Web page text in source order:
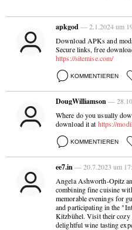
apkgod— 2.1.2024 um
Download APKs and
Secure links, free
https://sitemise.com/
KOMMENTIEREN
DougWilliamson—
Where do you usually
download it at https://
KOMMENTIEREN
ee7.in— 20.7.2023 um
Angela Ashworth-Opitz
combining fine cuisine
memorable evenings for
and participating in the
Kitzbühel. Visit their cozy
delightful wine tasting